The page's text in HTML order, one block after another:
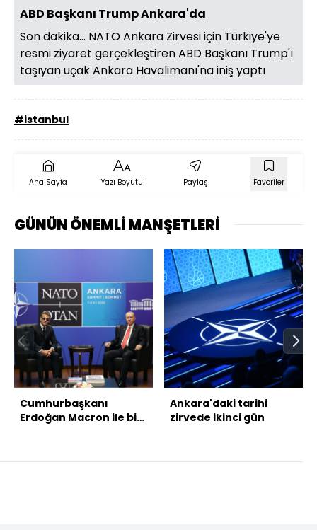
ABD Başkanı Trump Ankara'da
Son dakika… NATO Ankara Zirvesi için Türkiye'ye
resmi ziyaret gerçekleştiren ABD Başkanı Trump'ı
taşıyan uçak Ankara Havalimanı'na iniş yaptı
#istanbul
Ana Sayfa Yazı Boyutu Paylaş Favoriler
GÜNÜN ÖNEMLİ MANŞETLERİ
Cumhurbaşkanı
Erdoğan Macron ile bir
Ankara'daki tarihi
zirvede ikinci gün